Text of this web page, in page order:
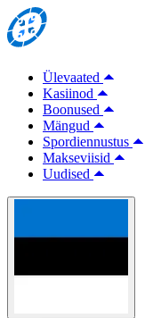
Ülevaated
Kasiinod
Boonused
Mängud
Spordiennustus
Makseviisid
Uudised